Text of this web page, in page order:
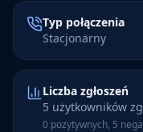
Typ połączenia
Stacjonarny
Liczba zgłoszeń
5 użytkowników
0 pozytywnych, 5